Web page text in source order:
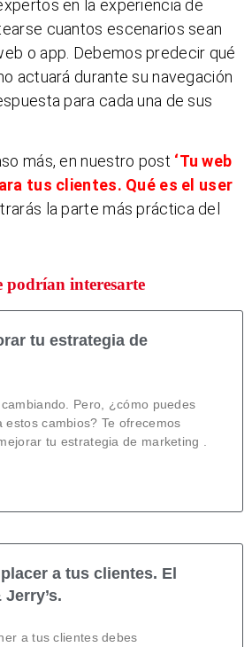
en la experiencia de
cuantos escenarios sean
o app. Debemos predecir qué
actuará durante su navegación
para cada una de sus
más, en nuestro post ‘Tu web
tus clientes. Qué es el user
la parte más práctica del
podrían interesarte
tu estrategia de
Pero, ¿cómo puedes
estos cambios? Te ofrecemos
tu estrategia de marketing .
a tus clientes. El
a tus clientes debes